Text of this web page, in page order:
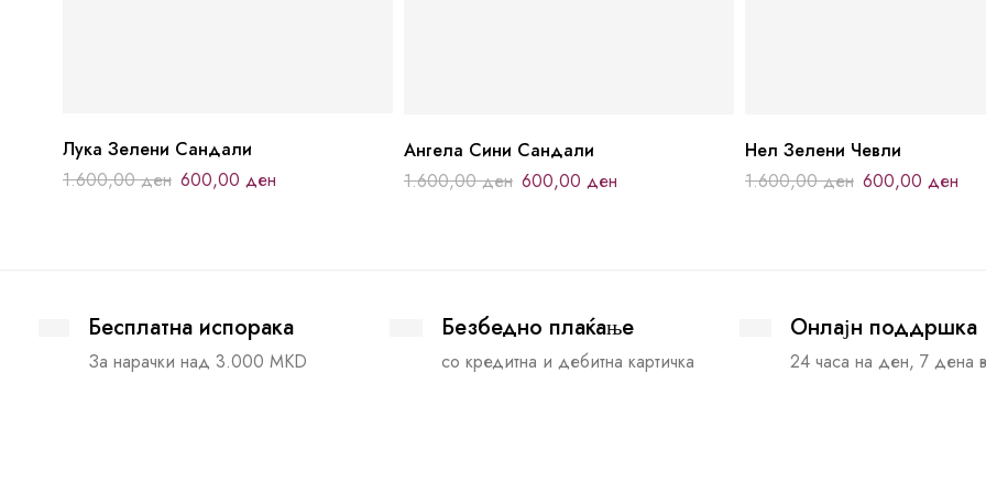
Лука Зелени Сандали
1.600,00ден 600,00 ден
Ангела Сини Сандали
1.600,00ден 600,00 ден
Нел Зелени Чевли
1.600,00ден 600,00 ден
Бесплатна испорака
За нарачки над 3.000 MKD
Безбедно плаќање
со кредитна и дебитна картичка
Онлајн поддршка
24 часа на ден, 7 дена